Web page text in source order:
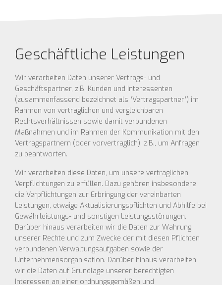
Geschäftliche Leistungen
Wir verarbeiten Daten unserer Vertrags- und
Geschäftspartner, z.B. Kunden und Interessenten
(zusammenfassend bezeichnet als “Vertragspartner”) im
Rahmen von vertraglichen und vergleichbaren
Rechtsverhältnissen sowie damit verbundenen
Maßnahmen und im Rahmen der Kommunikation mit den
Vertragspartnern (oder vorvertraglich), z.B., um Anfragen
zu beantworten.
Wir verarbeiten diese Daten, um unsere vertraglichen
Verpflichtungen zu erfüllen. Dazu gehören insbesondere
die Verpflichtungen zur Erbringung der vereinbarten
Leistungen, etwaige Aktualisierungspflichten und Abhilfe bei
Gewährleistungs- und sonstigen Leistungsstörungen.
Darüber hinaus verarbeiten wir die Daten zur Wahrung
unserer Rechte und zum Zwecke der mit diesen Pflichten
verbundenen Verwaltungsaufgaben sowie der
Unternehmensorganisation. Darüber hinaus verarbeiten
wir die Daten auf Grundlage unserer berechtigten
Interessen an einer ordnungsgemäßen und